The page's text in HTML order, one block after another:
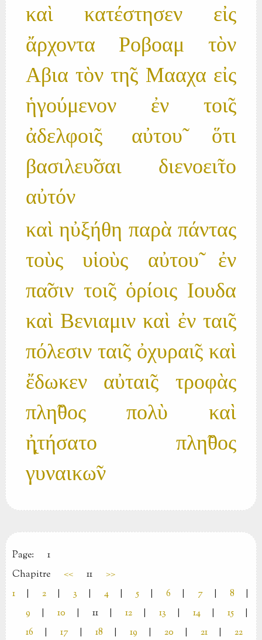
καὶ κατέστησεν εἰς
ἄρχοντα Ροβοαμ τὸν
Αβια τὸν τη̃ς Μααχα εἰς
ἡγούμενον ἐν τοι̃ς
ἀδελφοι̃ς αὐτου̃ ὅτι
βασιλευ̃σαι διενοει̃το
αὐτόν
καὶ ηὐξήθη παρὰ πάντας
τοὺς υἱοὺς αὐτου̃ ἐν
πα̃σιν τοι̃ς ὁρίοις Ιουδα
καὶ Βενιαμιν καὶ ἐν ται̃ς
πόλεσιν ται̃ς ὀχυραι̃ς καὶ
ἔδωκεν αὐται̃ς τροφὰς
πλη̃θος πολὺ καὶ
ἠ̨τήσατο πλη̃θος
γυναικω̃ν
Page:
1
Chapitre
<< 11
>>
1
2 3 4 5 6 7 8
9
10 11 12 13 14 15
16
17 18 19 20 21 22